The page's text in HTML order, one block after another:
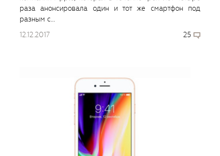
раза анонсировала один и тот же смартфон под
разным с...
12.12.2017
25